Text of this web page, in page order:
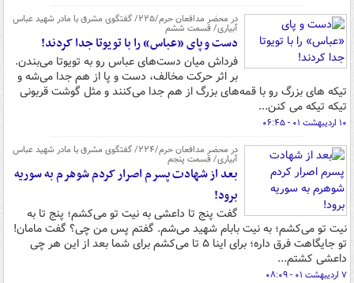
در محضر مدافعان حرم/۲۲۵/ گفتگوی مشرق با مادر شهید عباس
آبیاری/ قسمت ششم
دست و پای «عباس» را با تویوتا جدا کردند!
فرداش میان دست‌های عباس رو به تویوتا می‌بندن.
بر اثر حرکت مخالف، دست و پا از هم جدا می‌شه و
تیکه های بزرگ رو با قمه‌های بزرگ از هم جدا می‌کنند و مثل گوشت قربونی
تیکه تیکه می کنن...
۱۰ اردیبهشت ۰۱ - ۰۶:۴۵
در محضر مدافعان حرم/۲۲۴/ گفتگوی مشرق با مادر شهید عباس
آبیاری/ قسمت پنجم
بعد از شهادت پسرم اصرار کردم شوهرم به سوریه
برود!
گفت پنج تا داعشی به نیت تو می‌کشم؛ پنج تا به
نیت تو می‌کشم؛ به نیت بابام شهید می‌شم. گفتم پس من چی؟ گفت مامان!
تو جایگاهت فرق داره؛ برای اینا ۵ تا می‌کشم برای شما بعد از این هر چی
داعشی کشتم...
۷ اردیبهشت ۰۱ - ۰۸:۰۹